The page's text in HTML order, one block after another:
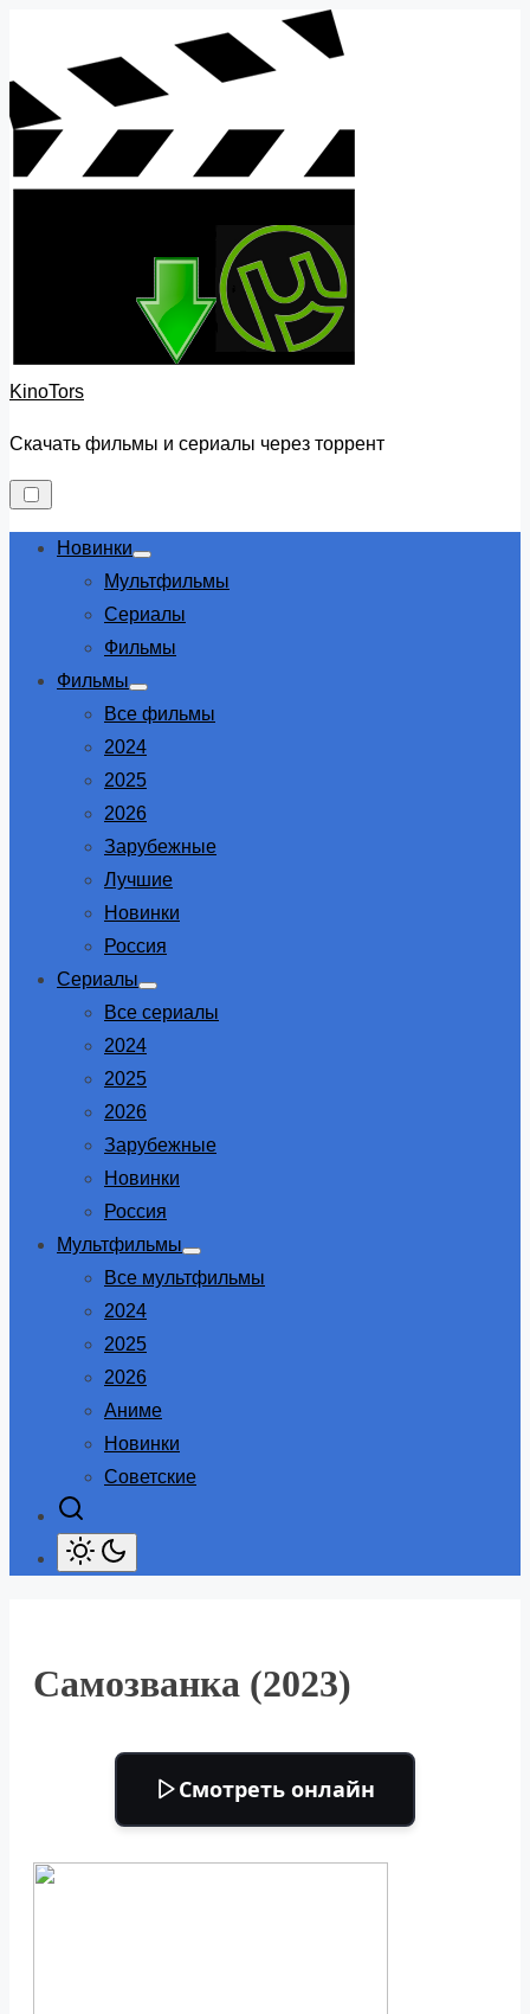
content
KinoTors
Скачать фильмы и сериалы через торрент
Новинки
Show
sub
Мультфильмы
Сериалы
Фильмы
Фильмы
Show
sub
Все фильмы
2024
2025
2026
Зарубежные
Лучшие
Новинки
Россия
Сериалы
Show
sub
Все сериалы
2024
2025
2026
Зарубежные
Новинки
Россия
Мультфильмы
Show
sub
Все мультфильмы
2024
2025
2026
Аниме
Новинки
Советские
Самозванка (2023)
Смотреть онлайн